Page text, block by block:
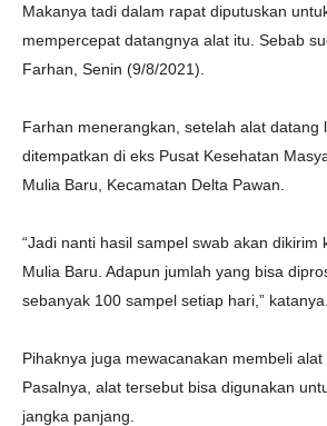
Makanya tadi dalam rapat diputuskan
mempercepat datangnya alat itu. Sebab
Farhan, Senin (9/8/2021).
Farhan menerangkan, setelah alat datang
ditempatkan di eks Pusat Kesehatan
Mulia Baru, Kecamatan Delta Pawan.
“Jadi nanti hasil sampel swab akan dikirim
Mulia Baru. Adapun jumlah yang bisa
sebanyak 100 sampel setiap hari,” katanya.
Pihaknya juga mewacanakan membeli alat
Pasalnya, alat tersebut bisa digunakan
jangka panjang.